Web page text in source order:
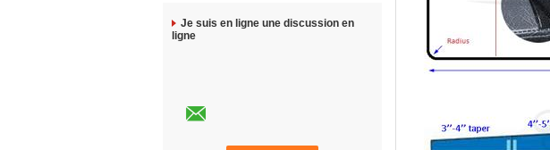
Je suis en ligne une discussion en
ligne